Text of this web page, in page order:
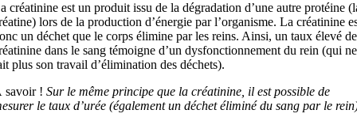
créatinine est un produit issu de la dégradation d’une autre protéine
lors de la production d’énergie par l’organisme. La créatinine
un déchet que le corps élimine par les reins. Ainsi, un taux élevé de
dans le sang témoigne d’un dysfonctionnement du rein (qui ne
plus son travail d’élimination des déchets).
savoir ! Sur le même principe que la créatinine, il est possible de
le taux d’urée (également un déchet éliminé du sang par le